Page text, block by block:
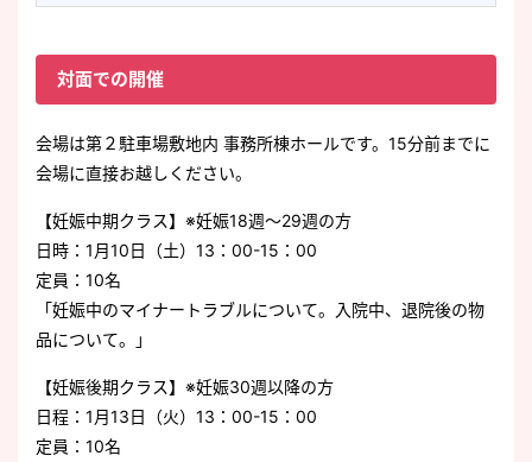
対面での開催
会場は第２駐車場敷地内 事務所棟ホールです。15分前までに
会場に直接お越しください。
【妊娠中期クラス】※妊娠18週～29週の方
日時：1月10日（土）13：00-15：00
定員：10名
「妊娠中のマイナートラブルについて。入院中、退院後の物
品について。」
【妊娠後期クラス】※妊娠30週以降の方
日程：1月13日（火）13：00-15：00
定員：10名